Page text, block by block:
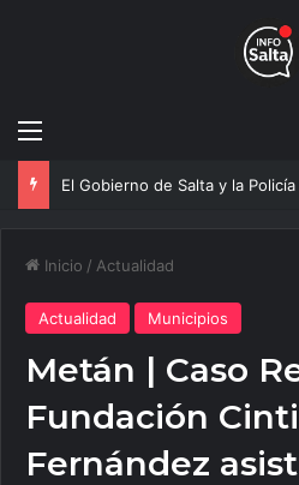
Menú
Inicio / Actualidad
Actualidad Municipios
Metán | Caso
Fundación
Fernández